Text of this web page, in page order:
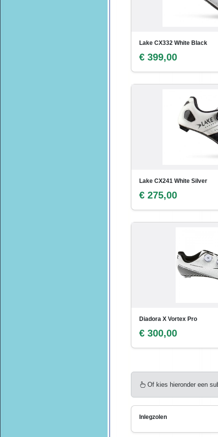
Lake CX332 White Black
€ 399,00
Lake CX241 White Silver
€ 275,00
Diadora X Vortex Pro
€ 300,00
Of kies hieronder een
Inlegzolen